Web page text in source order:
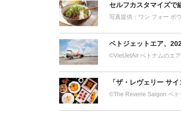
セルフカスタマイズで
写真提供：ワン フォー ボ
ベトジェットエア、
©︎VietJetAir ベトナムのエ
「ザ・レヴェリー サ
©The Reverie Saigon ベト